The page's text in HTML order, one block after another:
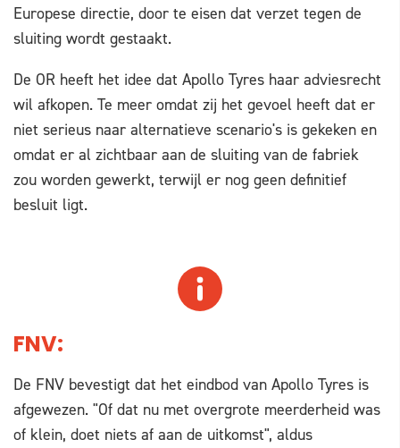
Europese directie, door te eisen dat verzet tegen de
sluiting wordt gestaakt.
De OR heeft het idee dat Apollo Tyres haar adviesrecht
wil afkopen. Te meer omdat zij het gevoel heeft dat er
niet serieus naar alternatieve scenario's is gekeken en
omdat er al zichtbaar aan de sluiting van de fabriek
zou worden gewerkt, terwijl er nog geen definitief
besluit ligt.
FNV:
De FNV bevestigt dat het eindbod van Apollo Tyres is
afgewezen. "Of dat nu met overgrote meerderheid was
of klein, doet niets af aan de uitkomst", aldus